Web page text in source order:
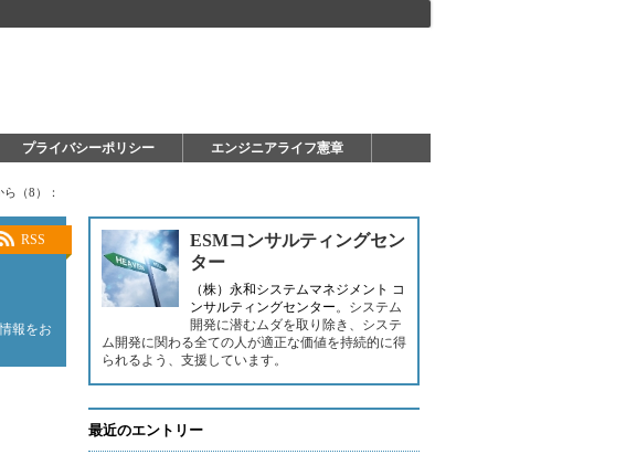
プライバシーポリシー エンジニアライフ憲章
（8）：
RSS
報をお
ESMコンサルティングセン
ター
（株）永和システムマネジメント コ
ンサルティングセンター。システム
開発に潜むムダを取り除き、システ
ム開発に関わる全ての人が適正な価値を持続的に得
られるよう、支援しています。
最近のエントリー